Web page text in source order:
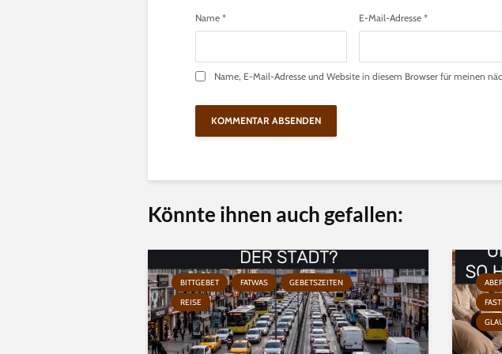
Name * E-Mail-Adresse *
Name, E-Mail-Adresse und Website in diesem Browser für meinen
Könnte ihnen auch gefallen:
BITTGEBET FATWAS
GEBETSZEITEN
REISE